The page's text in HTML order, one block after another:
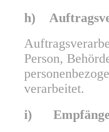
h)
Person,
verarbeitet.
i)